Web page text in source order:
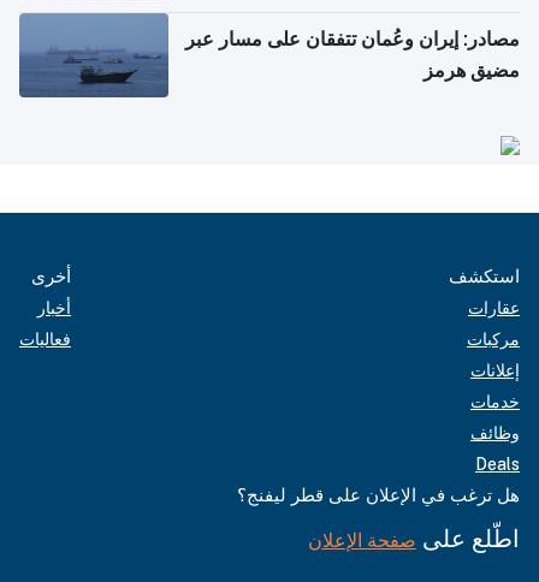
مصادر: إيران وعُمان تتفقان على مسار عبر
مضيق هرمز
استكشف
عقارات
مركبات
إعلانات
خدمات
وظائف
Deals
أخرى
أخبار
فعاليات
هل ترغب في الإعلان على قطر ليفنج؟
اطّلع على صفحة الإعلان